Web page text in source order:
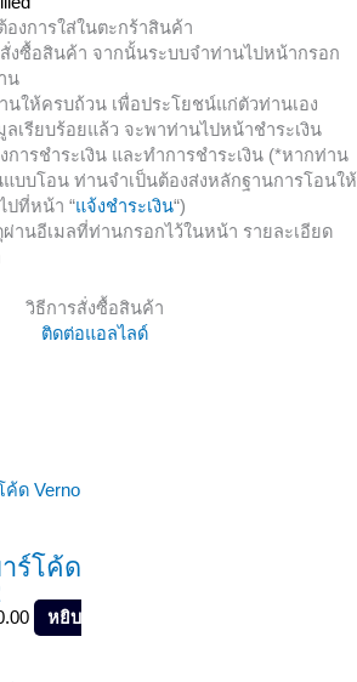
งการใส่ในตะกร้าสินค้า
งซื้อสินค้า จากนั้นระบบจำท่านไปหน้ากรอก
น
ให้ครบถ้วน เพื่อประโยชน์แก่ตัวท่านเอง
เรียบร้อยแล้ว จะพาท่านไปหน้าชำระเงิน
การชำระเงิน และทำการชำระเงิน (*หากท่าน
แบบโอน ท่านจำเป็นต้องส่งหลักฐานการโอนให้
ปที่หน้า “แจ้งชำระเงิน“)
านอีเมลที่ท่านกรอกไว้ในหน้า รายละเอียด
ร์โค้ด
หยิบ